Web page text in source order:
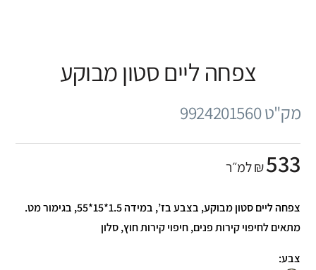
צפחה ליים סטון מבוקע
מק"ט 9924201560
533₪ למ״ר
צפחה ליים סטון מבוקע, בצבע בז’, במידה 1.5*15*55, בגימור מט.
מתאים לחיפוי קירות פנים, חיפוי קירות חוץ, סלון
צבע: